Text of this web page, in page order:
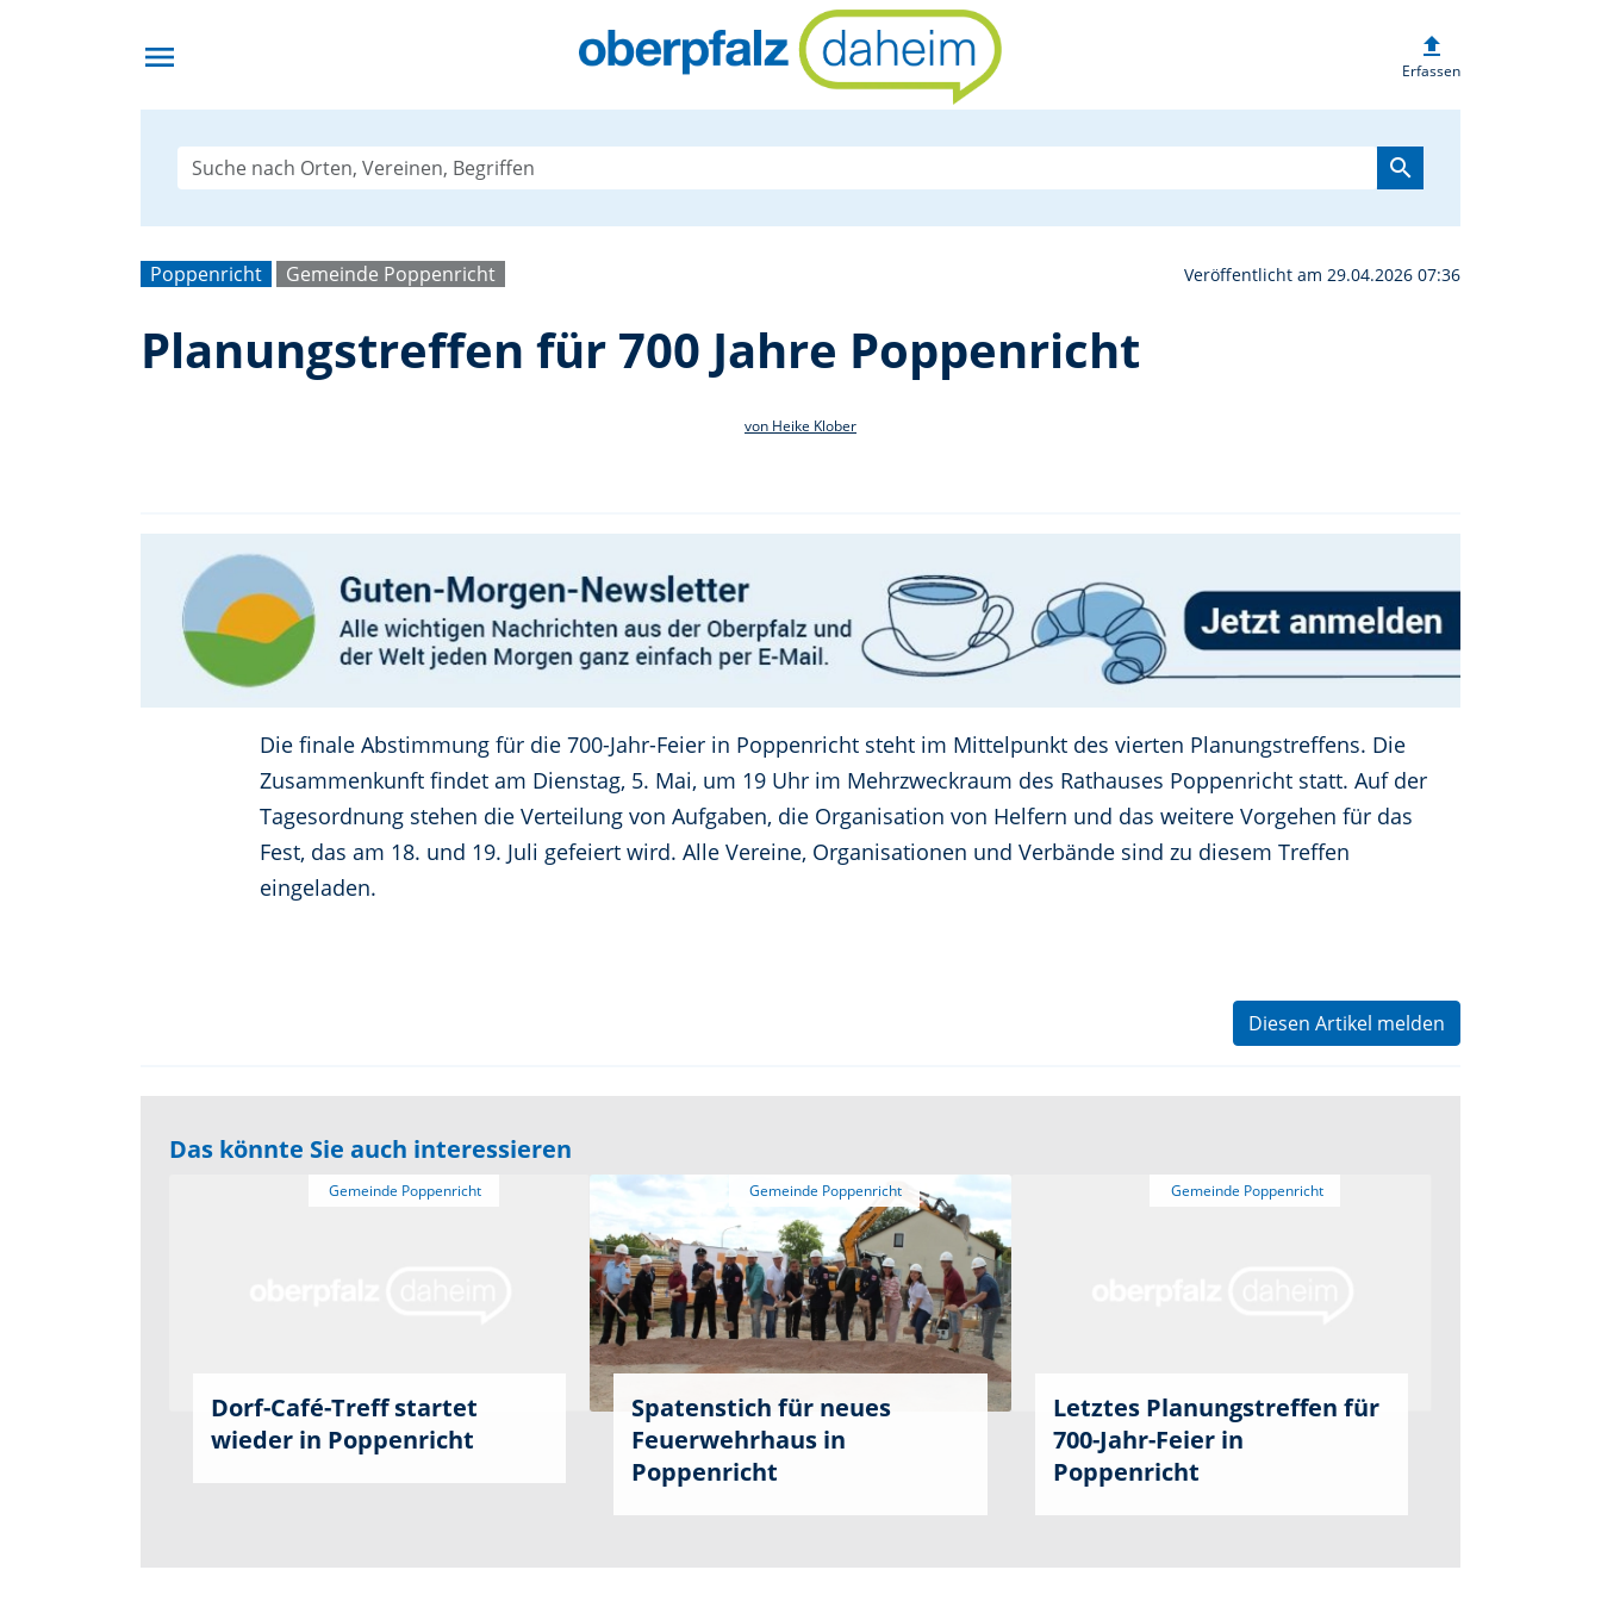
menu Planungstreffen für 700 Jahre
upload
Erfassen
search
Poppenricht Gemeinde Poppenricht Veröffentlicht am 29.04.2026 07:36
Planungstreffen für 700 Jahre Poppenricht
von Heike Klober
Die finale Abstimmung für die 700-Jahr-Feier in Poppenricht steht im Mittelpunkt des vierten Planungstreffens. Die
Zusammenkunft findet am Dienstag, 5. Mai, um 19 Uhr im Mehrzweckraum des Rathauses Poppenricht statt. Auf der
Tagesordnung stehen die Verteilung von Aufgaben, die Organisation von Helfern und das weitere Vorgehen für das
Fest, das am 18. und 19. Juli gefeiert wird. Alle Vereine, Organisationen und Verbände sind zu diesem Treffen
eingeladen.
Diesen Artikel melden
Das könnte Sie auch interessieren
Dorf-Café-Treff startet
wieder in Poppenricht
Spatenstich für neues
Feuerwehrhaus in
Poppenricht
Gemeinde Poppenricht
Letztes Planungstreffen für
700-Jahr-Feier in
Poppenricht